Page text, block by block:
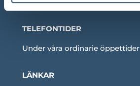
TELEFONTIDER
Under våra ordinarie öppettider
LÄNKAR